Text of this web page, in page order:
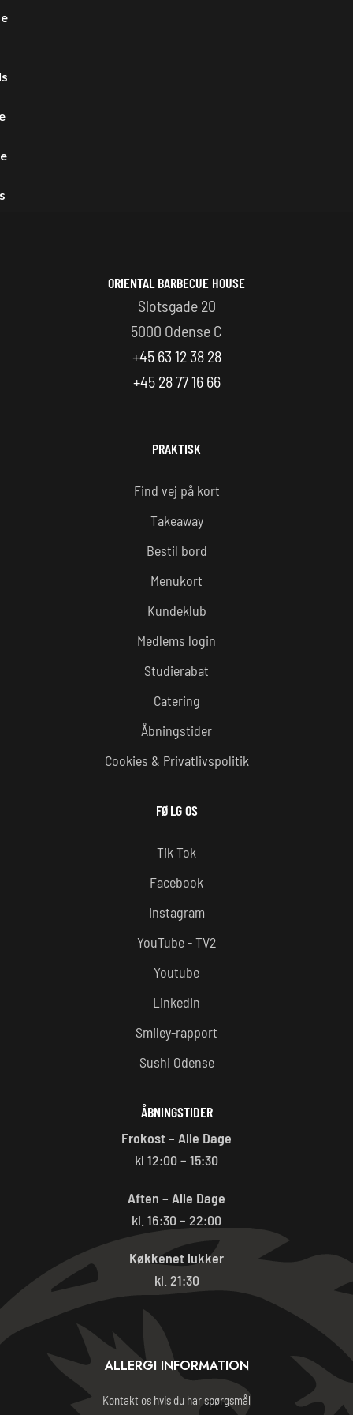
ORIENTAL BARBECUE HOUSE
Slotsgade 20
5000 Odense C
+45 63 12 38 28
+45 28 77 16 66
PRAKTISK
Find vej på kort
Takeaway
Bestil bord
Menukort
Kundeklub
Medlems login
Studierabat
Catering
Åbningstider
Cookies & Privatlivspolitik
FØLG OS
Tik Tok
Facebook
Instagram
YouTube - TV2
Youtube
LinkedIn
Smiley-rapport
Sushi Odense
ÅBNINGSTIDER
Frokost – Alle Dage
kl 12:00 – 15:30
Aften – Alle Dage
kl. 16:30 – 22:00
Køkkenet lukker
kl. 21:30
ALLERGI INFORMATION
Kontakt os hvis du har spørgsmål